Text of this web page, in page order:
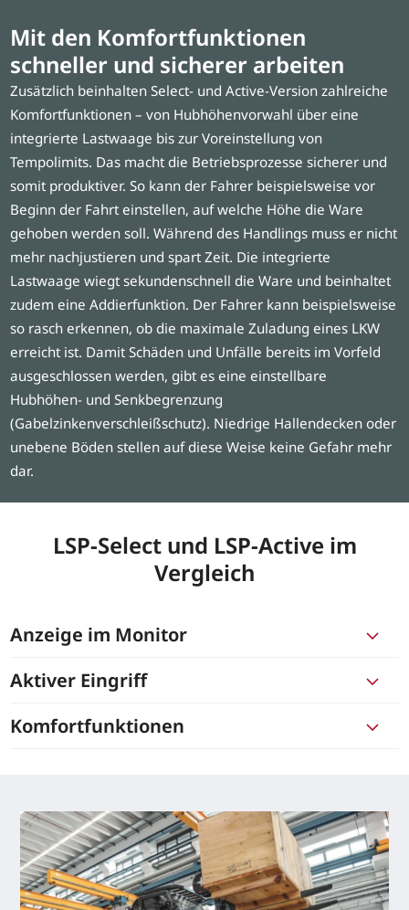
Mit den Komfortfunktionen
schneller und sicherer arbeiten
Zusätzlich beinhalten Select- und Active-Version zahlreiche
Komfortfunktionen – von Hubhöhenvorwahl über eine
integrierte Lastwaage bis zur Voreinstellung von
Tempolimits. Das macht die Betriebsprozesse sicherer und
somit produktiver. So kann der Fahrer beispielsweise vor
Beginn der Fahrt einstellen, auf welche Höhe die Ware
gehoben werden soll. Während des Handlings muss er nicht
mehr nachjustieren und spart Zeit. Die integrierte
Lastwaage wiegt sekundenschnell die Ware und beinhaltet
zudem eine Addierfunktion. Der Fahrer kann beispielsweise
so rasch erkennen, ob die maximale Zuladung eines LKW
erreicht ist. Damit Schäden und Unfälle bereits im Vorfeld
ausgeschlossen werden, gibt es eine einstellbare
Hubhöhen- und Senkbegrenzung
(Gabelzinkenverschleißschutz). Niedrige Hallendecken oder
unebene Böden stellen auf diese Weise keine Gefahr mehr
dar.
LSP-Select und LSP-Active im
Vergleich
Anzeige im Monitor
Aktiver Eingriff
Komfortfunktionen